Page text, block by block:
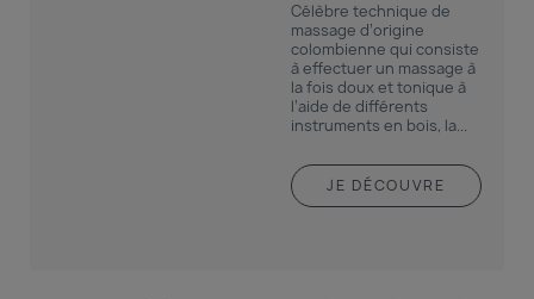
Célèbre technique de
massage d’origine
colombienne qui consiste
à effectuer un massage à
la fois doux et tonique à
l’aide de différents
instruments en bois, la...
JE DÉCOUVRE